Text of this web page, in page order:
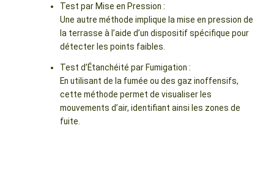
Test par Mise en Pression :
Une autre méthode implique la mise en pression de
la terrasse à l’aide d’un dispositif spécifique pour
détecter les points faibles.
Test d’Étanchéité par Fumigation :
En utilisant de la fumée ou des gaz inoffensifs,
cette méthode permet de visualiser les
mouvements d’air, identifiant ainsi les zones de
fuite.